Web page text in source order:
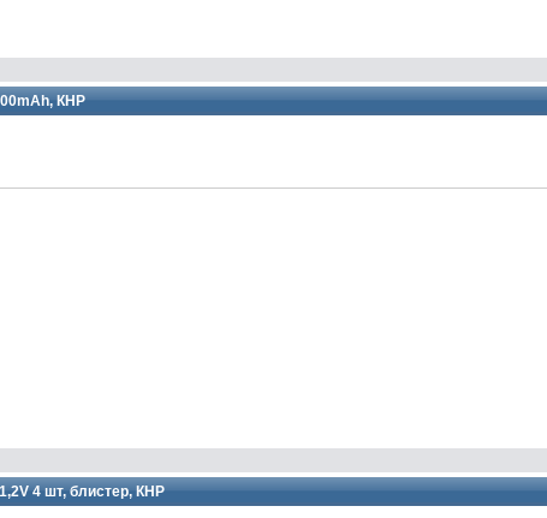
КНР
4 шт, блистер, КНР